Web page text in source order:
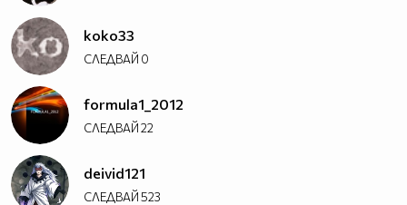
koko33
СЛЕДВАЙ 0
formula1_2012
СЛЕДВАЙ22
deivid121
СЛЕДВАЙ523